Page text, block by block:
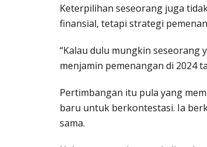
Keterpilihan seseorang juga
finansial, tetapi strategi
“Kalau dulu mungkin seseorang
menjamin pemenangan di 2024
Pertimbangan itu pula yang
baru untuk berkontestasi. Ia
sama.